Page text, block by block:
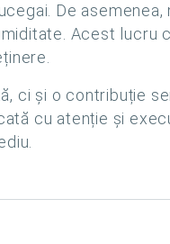
De
Acest lucru
ci și o contribuție
cu atenție și